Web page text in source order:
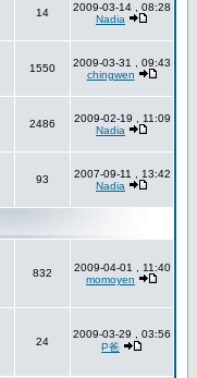
14
2009-03-14 , 08:28
Nadia
1550
2009-03-31 , 09:43
chingwen
2486
2009-02-19 , 11:09
Nadia
93
2007-09-11 , 13:42
Nadia
832
2009-04-01 , 11:40
momoyen
24
2009-03-29 , 03:56
P爸